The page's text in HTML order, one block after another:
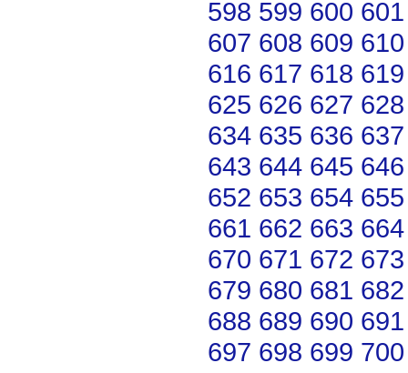
598 599 600 601
607 608 609 610
616 617 618 619
625 626 627 628
634 635 636 637
643 644 645 646
652 653 654 655
661 662 663 664
670 671 672 673
679 680 681 682
688 689 690 691
697 698 699 700